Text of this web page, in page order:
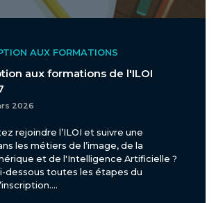
AUX FORMATIONS
aux formations de l'ILOI
2026
rejoindre l’ILOI et suivre une
les métiers de l’image, de la
et de l'Intelligence Artificielle ?
dessous toutes les étapes du